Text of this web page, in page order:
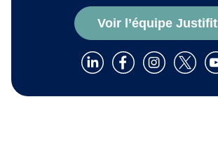
Voir l’équipe Justifit